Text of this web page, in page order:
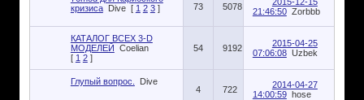
кризиса Dive [ 1 2 3 ] 73 5078
21:46:50 Zorbbb
КАТАЛОГ ВСЕХ 3-D
МОДЕЛЕЙ Coelian
[ 1 2 ]
54 9192
2015-04-25
07:06:08 Uzbek
Глупый вопрос.
Dive
4
722
2014-04-27
14:00:59 hose